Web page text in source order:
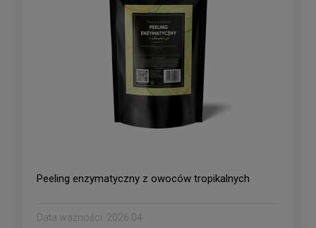
Peeling enzymatyczny z owoców tropikalnych
Data ważności: 2026.04